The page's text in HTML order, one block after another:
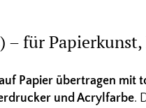
– für
Papier übertragen mit
und Acrylfarbe.